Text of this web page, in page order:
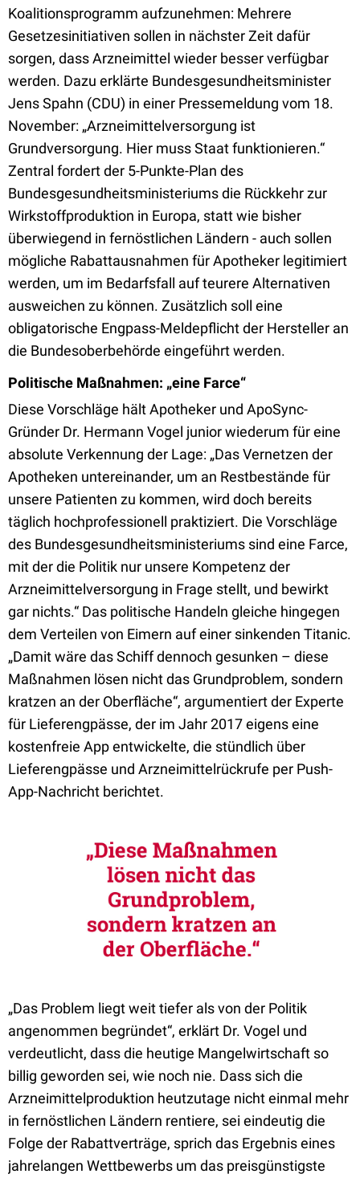
Koalitionsprogramm aufzunehmen: Mehrere
Gesetzesinitiativen sollen in nächster Zeit dafür
sorgen, dass Arzneimittel wieder besser verfügbar
werden. Dazu erklärte Bundesgesundheitsminister
Jens Spahn (CDU) in einer Pressemeldung vom 18.
November: „Arzneimittelversorgung ist
Grundversorgung. Hier muss Staat funktionieren.“
Zentral fordert der 5-Punkte-Plan des
Bundesgesundheitsministeriums die Rückkehr zur
Wirkstoffproduktion in Europa, statt wie bisher
überwiegend in fernöstlichen Ländern - auch sollen
mögliche Rabattausnahmen für Apotheker legitimiert
werden, um im Bedarfsfall auf teurere Alternativen
ausweichen zu können. Zusätzlich soll eine
obligatorische Engpass-Meldepflicht der Hersteller an
die Bundesoberbehörde eingeführt werden.
Politische Maßnahmen: „eine Farce“
Diese Vorschläge hält Apotheker und ApoSync-
Gründer Dr. Hermann Vogel junior wiederum für eine
absolute Verkennung der Lage: „Das Vernetzen der
Apotheken untereinander, um an Restbestände für
unsere Patienten zu kommen, wird doch bereits
täglich hochprofessionell praktiziert. Die Vorschläge
des Bundesgesundheitsministeriums sind eine Farce,
mit der die Politik nur unsere Kompetenz der
Arzneimittelversorgung in Frage stellt, und bewirkt
gar nichts.“ Das politische Handeln gleiche hingegen
dem Verteilen von Eimern auf einer sinkenden Titanic.
„Damit wäre das Schiff dennoch gesunken – diese
Maßnahmen lösen nicht das Grundproblem, sondern
kratzen an der Oberfläche“, argumentiert der Experte
für Lieferengpässe, der im Jahr 2017 eigens eine
kostenfreie App entwickelte, die stündlich über
Lieferengpässe und Arzneimittelrückrufe per Push-
App-Nachricht berichtet.
„Das Problem liegt weit tiefer als von der Politik
angenommen begründet“, erklärt Dr. Vogel und
verdeutlicht, dass die heutige Mangelwirtschaft so
billig geworden sei, wie noch nie. Dass sich die
Arzneimittelproduktion heutzutage nicht einmal mehr
in fernöstlichen Ländern rentiere, sei eindeutig die
Folge der Rabattverträge, sprich das Ergebnis eines
jahrelangen Wettbewerbs um das preisgünstigste